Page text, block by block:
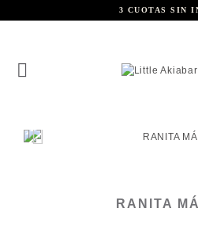
3 CUOTAS SIN
RANITA